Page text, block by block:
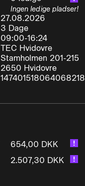
Ingen ledige pladser!
27.08.2026
3 Dage
09:00-16:24
TEC Hvidovre
Stamholmen 201-215
2650 Hvidovre
147401518064068218
654,00 DKK
2.507,30 DKK